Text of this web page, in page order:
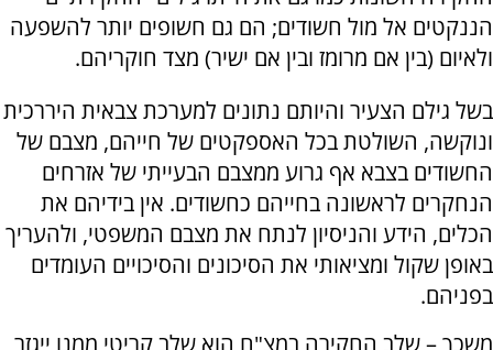
הננקטים אל מול חשודים; הם גם חשופים יותר להשפעה
ולאיום (בין אם מרומז ובין אם ישיר) מצד חוקריהם.
בשל גילם הצעיר והיותם נתונים למערכת צבאית היררכית
ונוקשה, השולטת בכל האספקטים של חייהם, מצבם של
החשודים בצבא אף גרוע ממצבם הבעייתי של אזרחים
הנחקרים לראשונה בחייהם כחשודים. אין בידיהם את
הכלים, הידע והניסיון לנתח את מצבם המשפטי, ולהעריך
באופן שקול ומציאותי את הסיכונים והסיכויים העומדים
בפניהם.